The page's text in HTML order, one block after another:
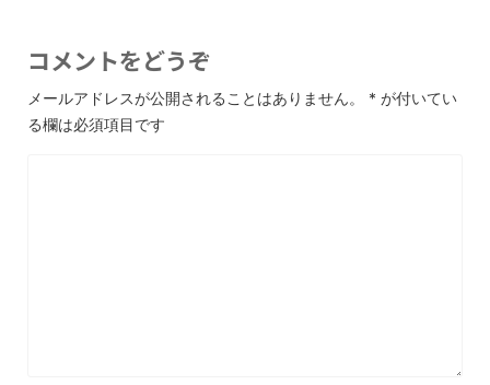
コメントをどうぞ
メールアドレスが公開されることはありません。 * が付いてい
る欄は必須項目です